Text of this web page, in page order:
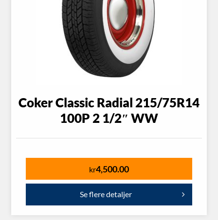
Coker Classic Radial 215/75R14
100P 2 1/2″ WW
kr4,500.00
Se flere detaljer